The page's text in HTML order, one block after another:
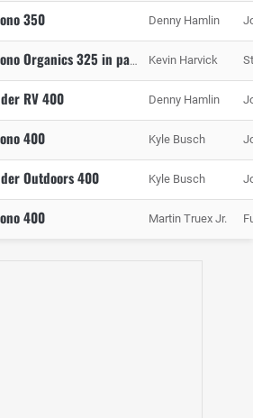
350 Denny Hamlin
Pocono Organics 325 in partnership with Rodale Institute Kevin Harvick
RV 400 Denny Hamlin
400 Kyle Busch
Outdoors 400 Kyle Busch
400 Martin Truex Jr.